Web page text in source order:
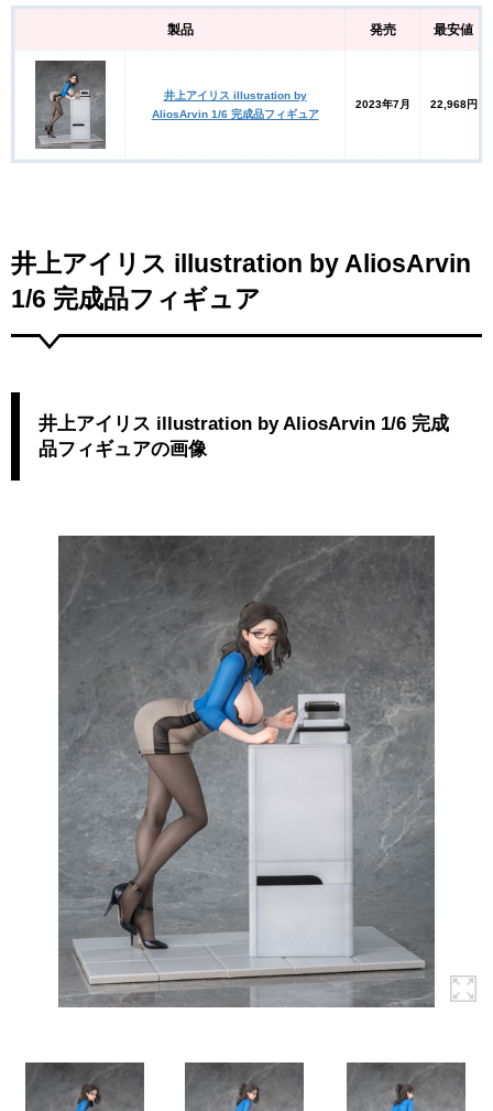
製品 発売 最安値
井上アイリス illustration by
AliosArvin 1/6 完成品フィギュア
2023年7月 22,968円
井上アイリス illustration by AliosArvin
1/6 完成品フィギュア
井上アイリス illustration by AliosArvin 1/6 完成
品フィギュアの画像